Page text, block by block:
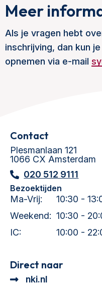
Meer
Als je vragen hebt
inschrijving, dan kun
opnemen via e-mail
Contact
Plesmanlaan 121
1066 CX Amsterdam
020 512 9111
Bezoektijden
Ma-Vrij:
10:30 -
Weekend: 10:30 -
IC:
10:00 -
Direct naar
nki.nl